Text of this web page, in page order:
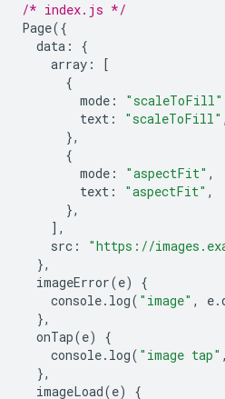
/* index.js */
Page({
data :
{
array :
[
{
mode : "scaleToFill"
text : "scaleToFill" ,
},
{
mode : "aspectFit" ,
text : "aspectFit" ,
},
],
src : "https://
},
imageError(e)
{
console. log( "image" , e.
},
onTap(e)
{
console. log( "image tap" ,
},
imageLoad(e)
{